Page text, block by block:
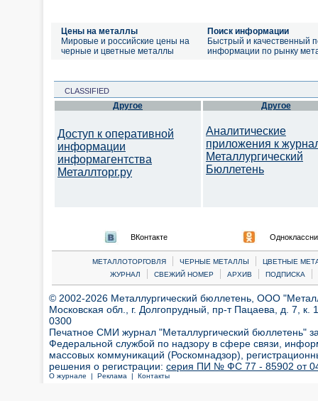
Цены на металлы
Мировые и российские цены на
черные и цветные металлы
Поиск информации
Быстрый и качественный
информации по рынку
CLASSIFIED
Другое
Доступ к оперативной
информации
информагентства
Металлторг.ру
Другое
Аналитические
приложения к
Металлургический
Бюллетень
ВКонтакте
МЕТАЛЛОТОРГОВЛЯ | ЧЕРНЫЕ МЕТАЛЛЫ |
ЦВЕТНЫЕ
ЖУРНАЛ
| СВЕЖИЙ НОМЕР | АРХИВ | ПОДПИСКА |
© 2002-2026 Металлургический бюллетень, ООО
Московская обл., г. Долгопрудный, пр-т Пацаева, д. 7,
0300
Печатное СМИ журнал "Металлургический бюллетень"
Федеральной службой по надзору в сфере связи,
массовых коммуникаций (Роскомнадзор),
решения о регистрации: серия ПИ № ФС 77 - 85902 от 04
О журнале | Реклама | Контакты